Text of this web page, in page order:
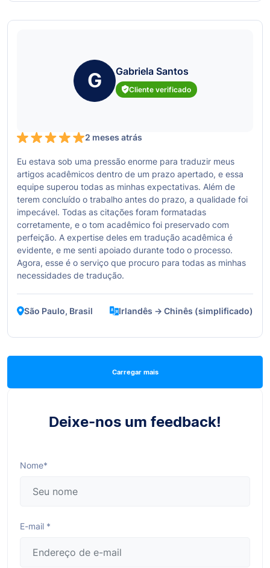
G Gabriela Santos
Cliente verificado
2 meses atrás
Eu estava sob uma pressão enorme para traduzir meus
artigos acadêmicos dentro de um prazo apertado, e essa
equipe superou todas as minhas expectativas. Além de
terem concluído o trabalho antes do prazo, a qualidade foi
impecável. Todas as citações foram formatadas
corretamente, e o tom acadêmico foi preservado com
perfeição. A expertise deles em tradução acadêmica é
evidente, e me senti apoiado durante todo o processo.
Agora, esse é o serviço que procuro para todas as minhas
necessidades de tradução.
São Paulo, Brasil Irlandês → Chinês (simplificado)
Carregar mais
Deixe-nos um feedback!
Nome*
E-mail *